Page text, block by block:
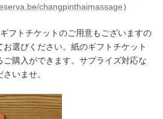
changpinthaimassage）
フトチケットのご用意もございますの
選びください。紙のギフトチケット
購入ができます。サプライズ対応な
いませ。